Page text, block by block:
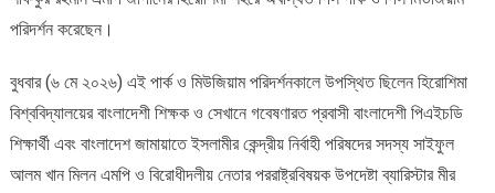
ডা.
রহমান
এমপি
পরিদর্শন করেছেন।
বুধবার (৬ মে ২০২৬) এই পার্ক ও মিউজিয়াম পরিদর্শনকালে উপস্থিত ছিলেন হিরোশিমা
বিশ্ববিদ্যালয়ের বাংলাদেশী শিক্ষক ও সেখানে গবেষণারত প্রবাসী বাংলাদেশী পিএইচডি
শিক্ষার্থী এবং বাংলাদেশ জামায়াতে ইসলামীর কেন্দ্রীয় নির্বাহী পরিষদের সদস্য সাইফুল
আলম খান মিলন এমপি ও বিরোধীদলীয় নেতার পররাষ্ট্রবিষয়ক উপদেষ্টা ব্যারিস্টার মীর